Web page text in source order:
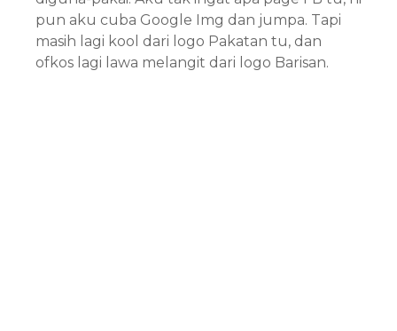
pun aku cuba Google Img dan jumpa. Tapi
masih lagi kool dari logo Pakatan tu, dan
ofkos lagi lawa melangit dari logo Barisan.